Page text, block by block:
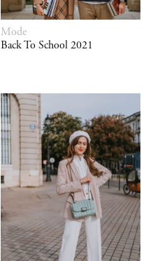
Mode
Back To School 2021